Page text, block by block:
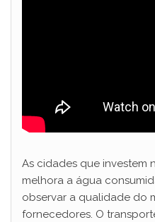
As cidades que investem
melhora a água
observar a qualidade do
fornecedores. O